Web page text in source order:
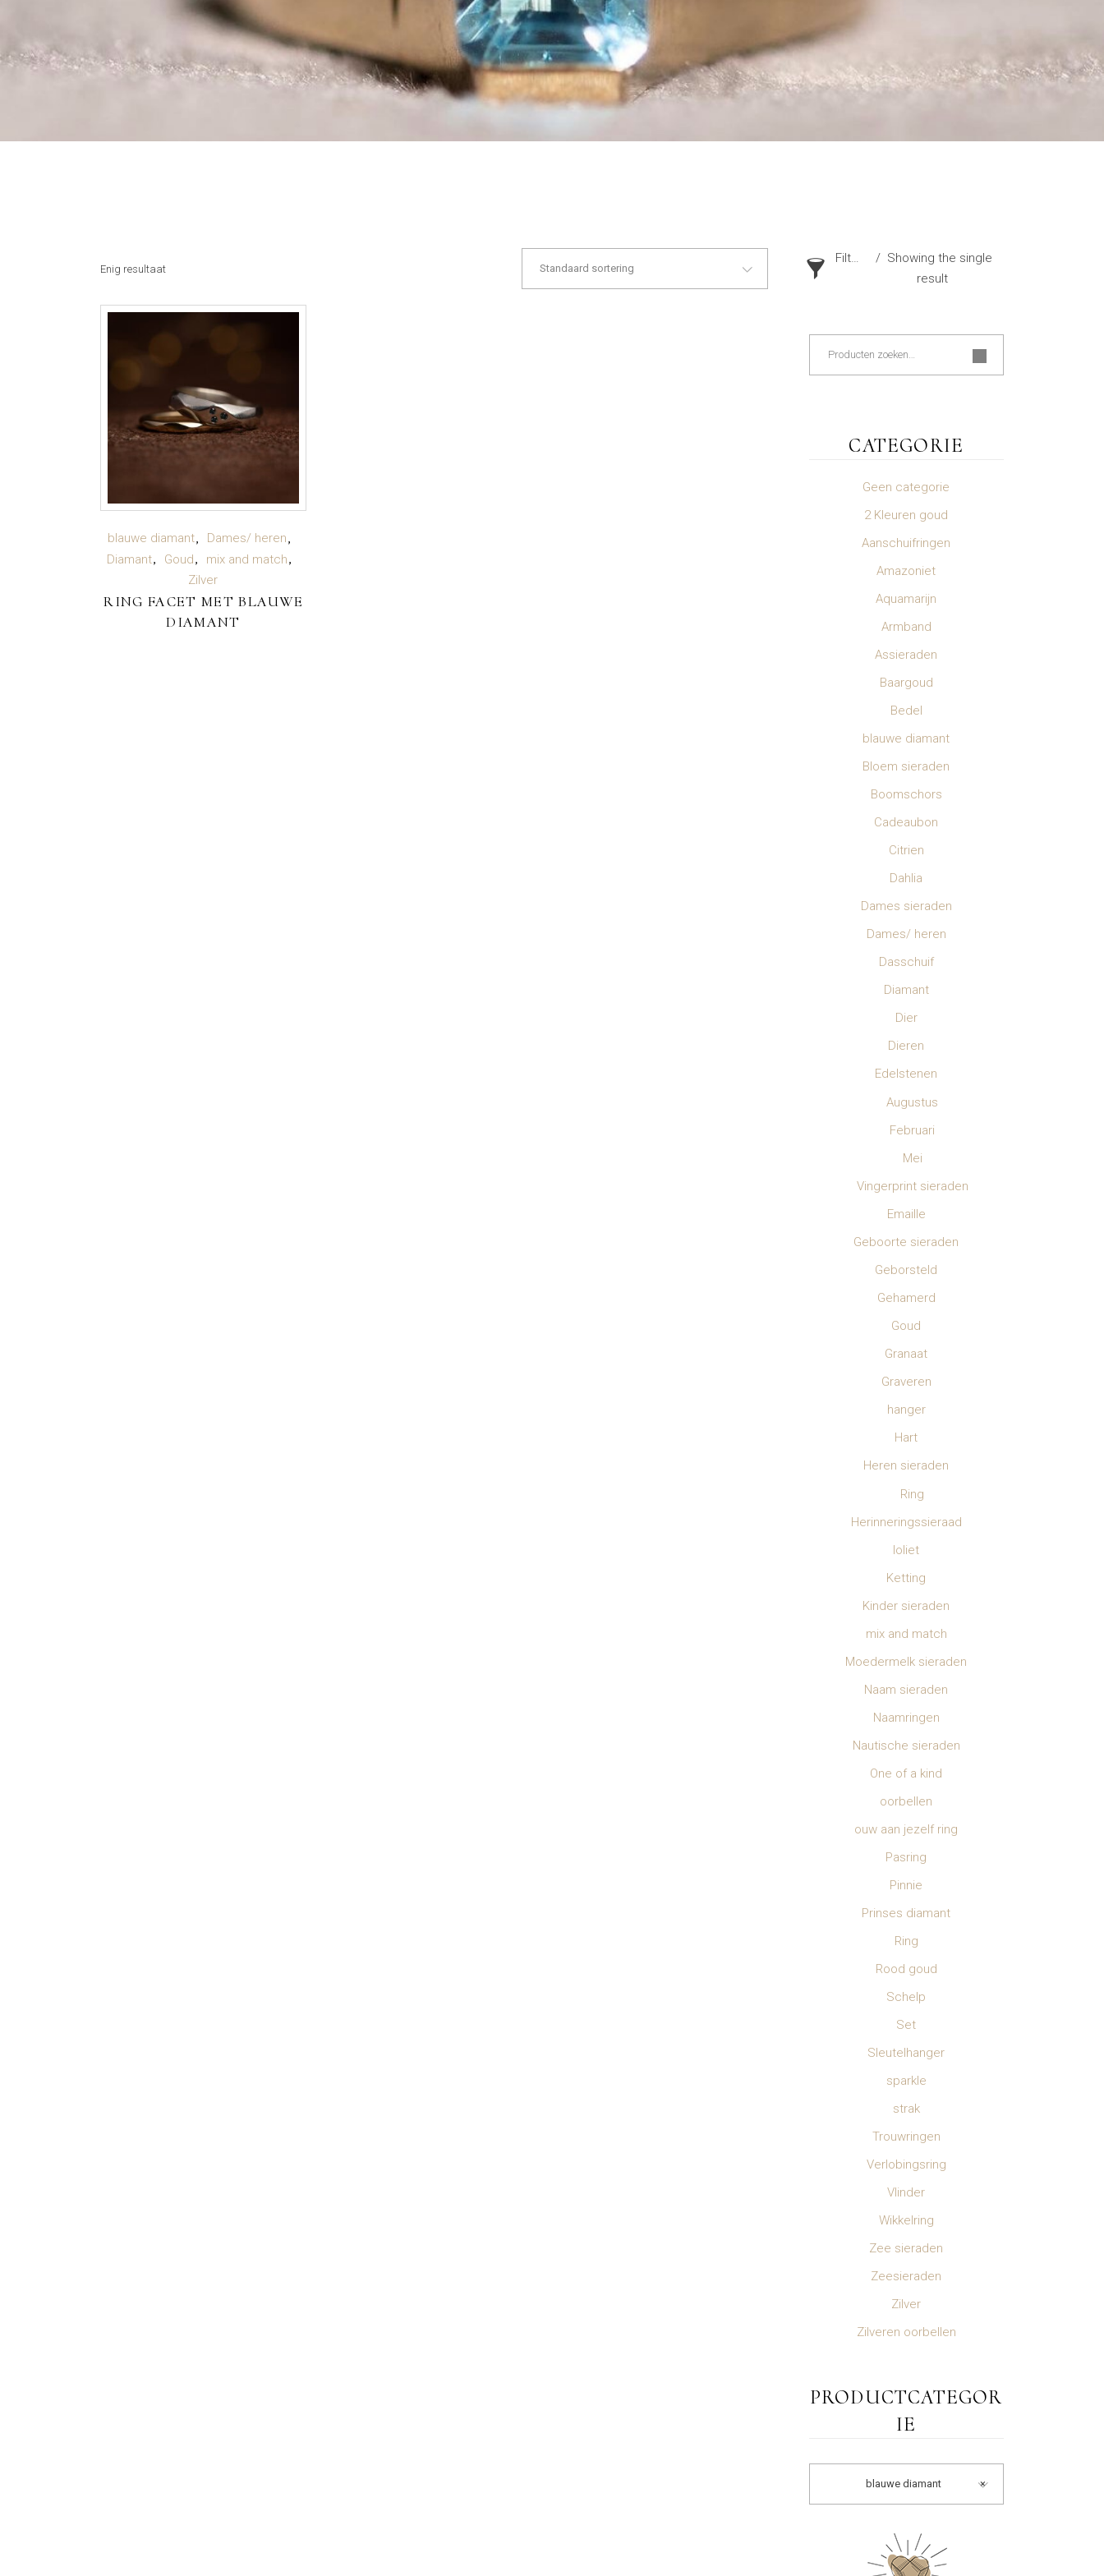
Enig resultaat Standaard sortering
LEES VERDER
blauwe diamant
Dames/ heren
Diamant
Goud
mix and match
Zilver
RING FACET MET BLAUWE
DIAMANT
Filter
Showing the single
result
Zoeken
CATEGORIE
Geen categorie
2 Kleuren goud
Aanschuifringen
Amazoniet
Aquamarijn
Armband
Assieraden
Baargoud
Bedel
blauwe diamant
Bloem sieraden
Boomschors
Cadeaubon
Citrien
Dahlia
Dames sieraden
Dames/ heren
Dasschuif
Diamant
Dier
Dieren
Edelstenen
Augustus
Februari
Mei
Vingerprint sieraden
Emaille
Geboorte sieraden
Geborsteld
Gehamerd
Goud
Granaat
Graveren
hanger
Hart
Heren sieraden
Ring
Herinneringssieraad
Ioliet
Ketting
Kinder sieraden
mix and match
Moedermelk sieraden
Naam sieraden
Naamringen
Nautische sieraden
One of a kind
oorbellen
ouw aan jezelf ring
Pasring
Pinnie
Prinses diamant
Ring
Rood goud
Schelp
Set
Sleutelhanger
sparkle
strak
Trouwringen
Verlobingsring
Vlinder
Wikkelring
Zee sieraden
Zeesieraden
Zilver
Zilveren oorbellen
PRODUCTCATEGOR
IE
×
blauwe diamant